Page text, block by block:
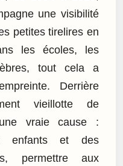
une visibilité
petites tirelires en
les écoles, les
tout cela a
Derrière
vieillotte de
vraie cause :
enfants et des
permettre aux